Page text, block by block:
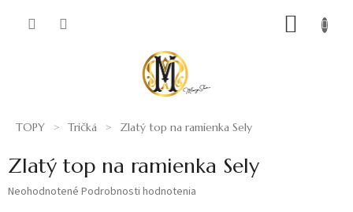
TOPY Tričká Zlatý top na ramienka Sely
Zlatý top na ramienka Sely
Priemerné
Neohodnotené Podrobnosti hodnotenia